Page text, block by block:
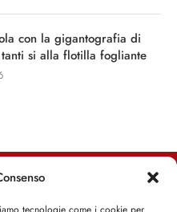
con la gigantografia di
si alla flotilla fogliante